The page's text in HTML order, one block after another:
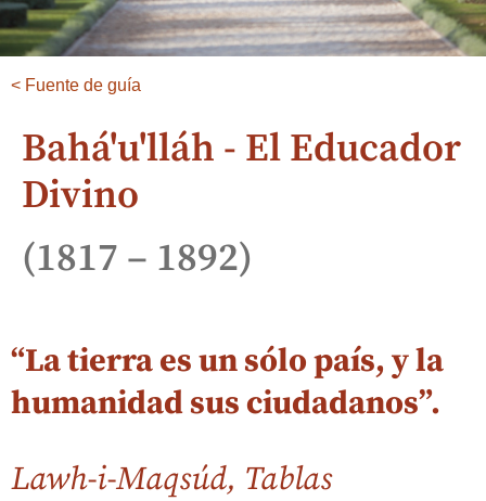
< Fuente de guía
Bahá'u'lláh - El Educador
Divino
(1817 – 1892)
“La tierra es un sólo país, y la
humanidad sus ciudadanos”.
Lawh-i-Maqsúd, Tablas